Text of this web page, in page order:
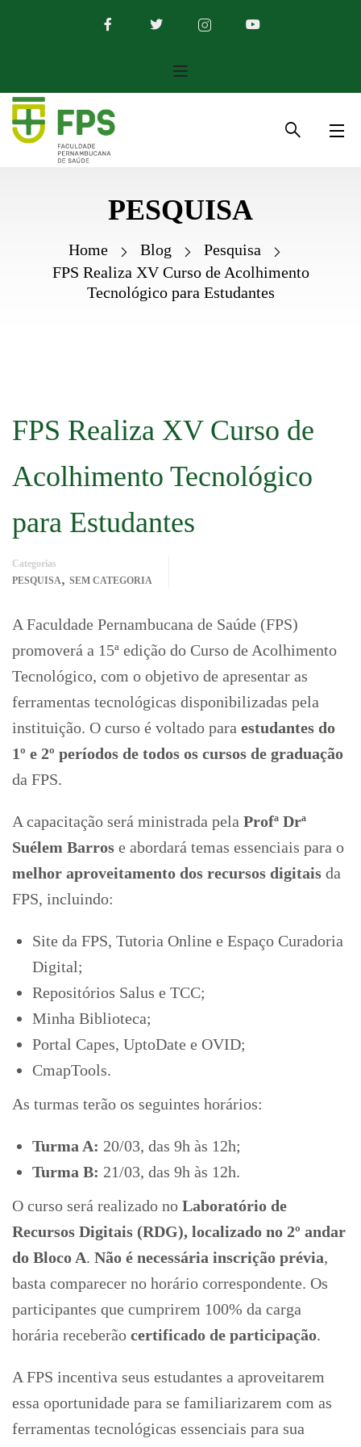
PESQUISA
Home Blog
Pesquisa
FPS Realiza XV Curso de Acolhimento
Tecnológico para Estudantes
FPS Realiza XV Curso de
Acolhimento Tecnológico
para Estudantes
Categorias
PESQUISA, SEM CATEGORIA
A Faculdade Pernambucana de Saúde (FPS)
promoverá a 15ª edição do Curso de Acolhimento
Tecnológico, com o objetivo de apresentar as
ferramentas tecnológicas disponibilizadas pela
instituição. O curso é voltado para estudantes do
1º e 2º períodos de todos os cursos de graduação
da FPS.
A capacitação será ministrada pela Profª Drª
Suélem Barros e abordará temas essenciais para o
melhor aproveitamento dos recursos digitais da
FPS, incluindo:
Site da FPS, Tutoria Online e Espaço Curadoria
Digital;
Repositórios Salus e TCC;
Minha Biblioteca;
Portal Capes, UptoDate e OVID;
CmapTools.
As turmas terão os seguintes horários:
Turma A: 20/03, das 9h às 12h;
Turma B: 21/03, das 9h às 12h.
O curso será realizado no Laboratório de
Recursos Digitais (RDG), localizado no 2º andar
do Bloco A. Não é necessária inscrição prévia,
basta comparecer no horário correspondente. Os
participantes que cumprirem 100% da carga
horária receberão certificado de participação.
A FPS incentiva seus estudantes a aproveitarem
essa oportunidade para se familiarizarem com as
ferramentas tecnológicas essenciais para sua